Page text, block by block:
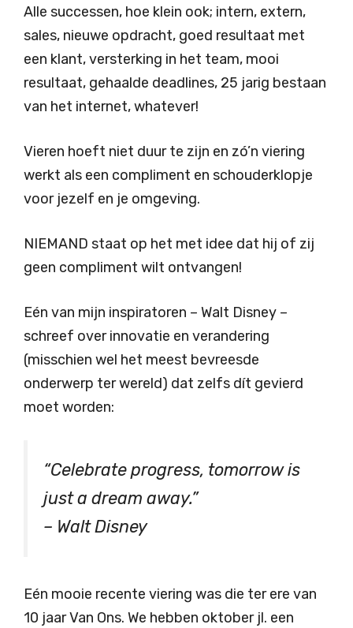
Alle successen, hoe klein ook; intern, extern,
sales, nieuwe opdracht, goed resultaat met
een klant, versterking in het team, mooi
resultaat, gehaalde deadlines, 25 jarig bestaan
van het internet, whatever!
Vieren hoeft niet duur te zijn en zó’n viering
werkt als een compliment en schouderklopje
voor jezelf en je omgeving.
NIEMAND staat op het met idee dat hij of zij
geen compliment wilt ontvangen!
Eén van mijn inspiratoren – Walt Disney –
schreef over innovatie en verandering
(misschien wel het meest bevreesde
onderwerp ter wereld) dat zelfs dít gevierd
moet worden:
“Celebrate progress, tomorrow is
just a dream away.”
– Walt Disney
Eén mooie recente viering was die ter ere van
10 jaar Van Ons. We hebben oktober jl. een